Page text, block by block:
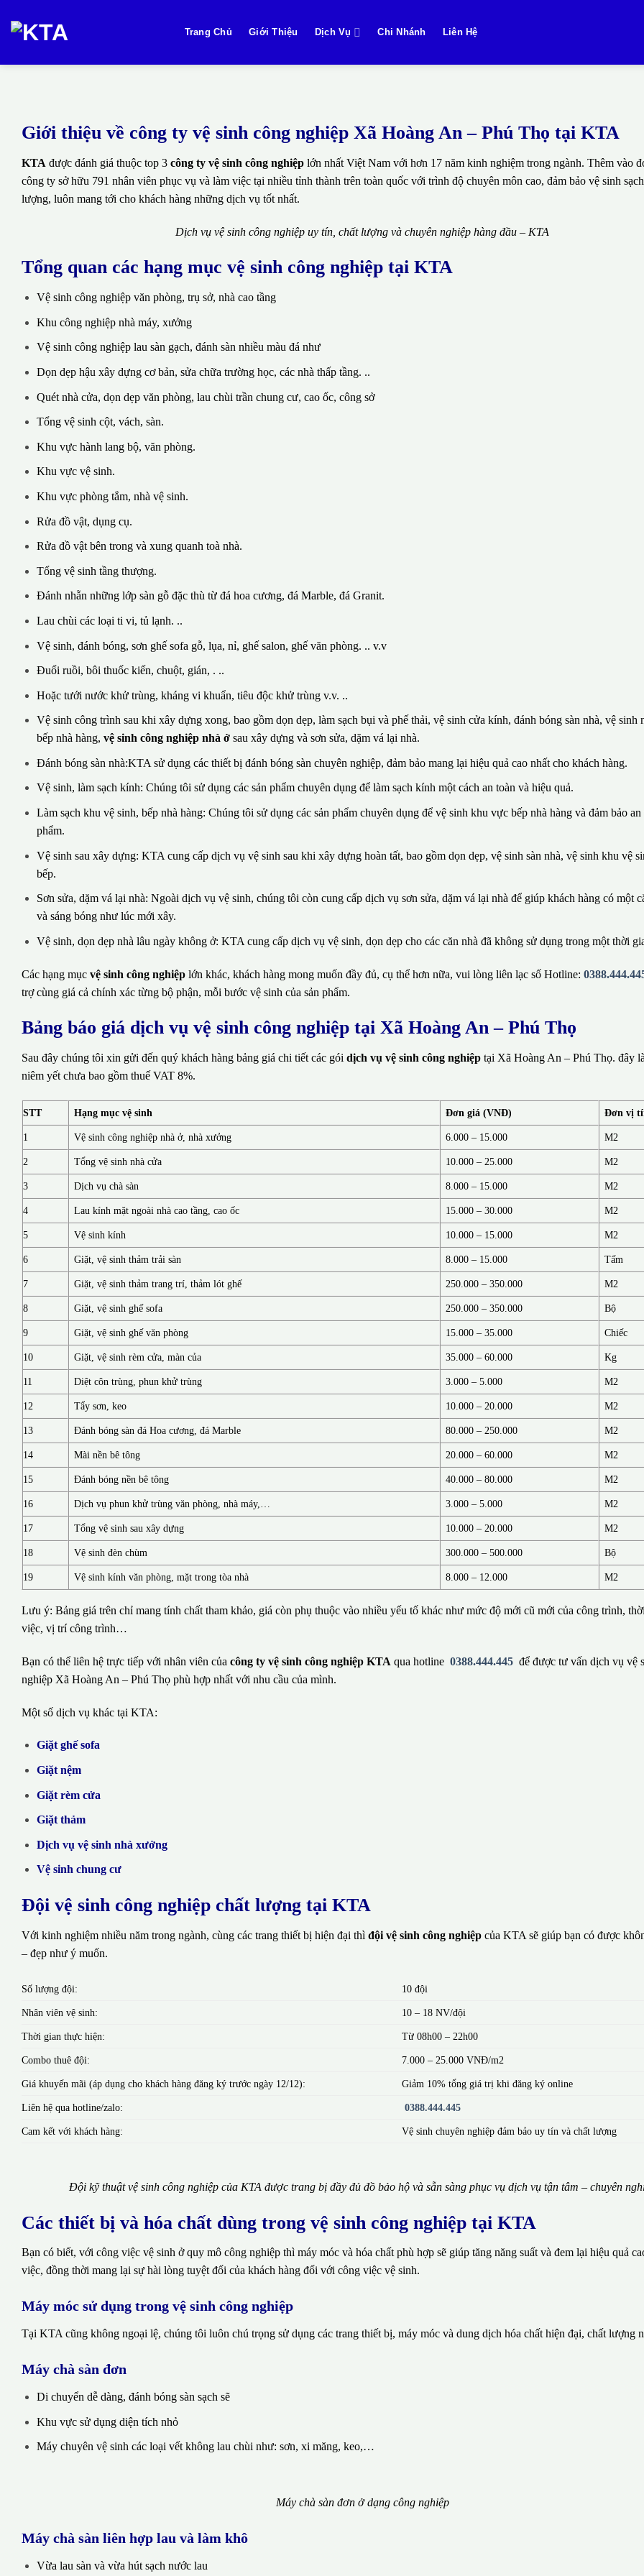
qua
dung
Trang Chủ Giới Thiệu Dịch Vụ Chi Nhánh Liên Hệ
Giới thiệu về công ty vệ sinh công nghiệp Xã Hoàng An – Phú Thọ tại KTA
KTA được đánh giá thuộc top 3 công ty vệ sinh công nghiệp lớn nhất Việt Nam với hơn 17 năm kinh nghiệm trong ngành. Thêm vào
công ty sở hữu 791 nhân viên phục vụ và làm việc tại nhiều tỉnh thành trên toàn quốc với trình độ chuyên môn cao, đảm bảo vệ sinh
lượng, luôn mang tới cho khách hàng những dịch vụ tốt nhất.
Dịch vụ vệ sinh công nghiệp uy tín, chất lượng và chuyên nghiệp hàng đầu – KTA
Tổng quan các hạng mục vệ sinh công nghiệp tại KTA
Vệ sinh công nghiệp văn phòng, trụ sở, nhà cao tầng
Khu công nghiệp nhà máy, xưởng
Vệ sinh công nghiệp lau sàn gạch, đánh sàn nhiều màu đá như
Dọn dẹp hậu xây dựng cơ bản, sửa chữa trường học, các nhà thấp tầng. ..
Quét nhà cửa, dọn dẹp văn phòng, lau chùi trần chung cư, cao ốc, công sở
Tổng vệ sinh cột, vách, sàn.
Khu vực hành lang bộ, văn phòng.
Khu vực vệ sinh.
Khu vực phòng tắm, nhà vệ sinh.
Rửa đồ vật, dụng cụ.
Rửa đồ vật bên trong và xung quanh toà nhà.
Tổng vệ sinh tầng thượng.
Đánh nhẵn những lớp sàn gỗ đặc thù từ đá hoa cương, đá Marble, đá Granit.
Lau chùi các loại ti vi, tủ lạnh. ..
Vệ sinh, đánh bóng, sơn ghế sofa gỗ, lụa, nỉ, ghế salon, ghế văn phòng. .. v.v
Đuổi ruồi, bôi thuốc kiến, chuột, gián, . ..
Hoặc tưới nước khử trùng, kháng vi khuẩn, tiêu độc khử trùng v.v. ..
Vệ sinh công trình sau khi xây dựng xong, bao gồm dọn dẹp, làm sạch bụi và phế thải, vệ sinh cửa kính, đánh bóng sàn nhà, vệ sinh
bếp nhà hàng, vệ sinh công nghiệp nhà ởsau xây dựng và sơn sửa, dặm vá lại nhà.
Đánh bóng sàn nhà:KTA sử dụng các thiết bị đánh bóng sàn chuyên nghiệp, đảm bảo mang lại hiệu quả cao nhất cho khách hàng.
Vệ sinh, làm sạch kính: Chúng tôi sử dụng các sản phẩm chuyên dụng để làm sạch kính một cách an toàn và hiệu quả.
Làm sạch khu vệ sinh, bếp nhà hàng: Chúng tôi sử dụng các sản phẩm chuyên dụng để vệ sinh khu vực bếp nhà hàng và đảm bảo
phẩm.
Vệ sinh sau xây dựng: KTA cung cấp dịch vụ vệ sinh sau khi xây dựng hoàn tất, bao gồm dọn dẹp, vệ sinh sàn nhà, vệ sinh khu vệ
bếp.
Sơn sửa, dặm vá lại nhà: Ngoài dịch vụ vệ sinh, chúng tôi còn cung cấp dịch vụ sơn sửa, dặm vá lại nhà để giúp khách hàng có một
và sáng bóng như lúc mới xây.
Vệ sinh, dọn dẹp nhà lâu ngày không ở: KTA cung cấp dịch vụ vệ sinh, dọn dẹp cho các căn nhà đã không sử dụng trong một thời
Các hạng mục vệ sinh công nghiệp lớn khác, khách hàng mong muốn đầy đủ, cụ thể hơn nữa, vui lòng liên lạc số Hotline:
trợ cùng giá cả chính xác từng bộ phận, mỗi bước vệ sinh của sản phẩm.
Bảng báo giá dịch vụ vệ sinh công nghiệp tại Xã Hoàng An – Phú Thọ
Sau đây chúng tôi xin gửi đến quý khách hàng bảng giá chi tiết các gói dịch vụ vệ sinh công nghiệp tại Xã Hoàng An – Phú Thọ. đây
niêm yết chưa bao gồm thuế VAT 8%.
STT Hạng mục vệ sinh Đơn giá (VNĐ) Đơn vị
1 Vệ sinh công nghiệp nhà ở, nhà xưởng 6.000 – 15.000 M2
2 Tổng vệ sinh nhà cửa 10.000 – 25.000 M2
3 Dịch vụ chà sàn 8.000 – 15.000 M2
4 Lau kính mặt ngoài nhà cao tầng, cao ốc 15.000 – 30.000 M2
5 Vệ sinh kính 10.000 – 15.000 M2
6 Giặt, vệ sinh thảm trải sàn 8.000 – 15.000 Tấm
7 Giặt, vệ sinh thảm trang trí, thảm lót ghế 250.000 – 350.000 M2
8 Giặt, vệ sinh ghế sofa 250.000 – 350.000 Bộ
9 Giặt, vệ sinh ghế văn phòng 15.000 – 35.000 Chiếc
10 Giặt, vệ sinh rèm cửa, màn của 35.000 – 60.000 Kg
11 Diệt côn trùng, phun khử trùng 3.000 – 5.000 M2
12 Tẩy sơn, keo 10.000 – 20.000 M2
13 Đánh bóng sàn đá Hoa cương, đá Marble 80.000 – 250.000 M2
14 Mài nền bê tông 20.000 – 60.000 M2
15 Đánh bóng nền bê tông 40.000 – 80.000 M2
16 Dịch vụ phun khử trùng văn phòng, nhà máy,… 3.000 – 5.000 M2
17 Tổng vệ sinh sau xây dựng 10.000 – 20.000 M2
18 Vệ sinh đèn chùm 300.000 – 500.000 Bộ
19 Vệ sinh kính văn phòng, mặt trong tòa nhà 8.000 – 12.000 M2
Lưu ý: Bảng giá trên chỉ mang tính chất tham khảo, giá còn phụ thuộc vào nhiều yếu tố khác như mức độ mới cũ mới của công trình,
việc, vị trí công trình…
Bạn có thể liên hệ trực tiếp với nhân viên của công ty vệ sinh công nghiệp KTA qua hotline 0388.444.445 để được tư vấn dịch vụ vệ
nghiệp Xã Hoàng An – Phú Thọ phù hợp nhất với nhu cầu của mình.
Một số dịch vụ khác tại KTA:
Giặt ghế sofa
Giặt nệm
Giặt rèm cửa
Giặt thảm
Dịch vụ vệ sinh nhà xưởng
Vệ sinh chung cư
Đội vệ sinh công nghiệp chất lượng tại KTA
Với kinh nghiệm nhiều năm trong ngành, cùng các trang thiết bị hiện đại thì đội vệ sinh công nghiệp của KTA sẽ giúp bạn có được
– đẹp như ý muốn.
Số lượng đội: 10 đội
Nhân viên vệ sinh: 10 – 18 NV/đội
Thời gian thực hiện: Từ 08h00 – 22h00
Combo thuê đội: 7.000 – 25.000 VNĐ/m2
Giá khuyến mãi (áp dụng cho khách hàng đăng ký trước ngày 12/12): Giảm 10% tổng giá trị khi đăng ký online
Liên hệ qua hotline/zalo: 0388.444.445
Cam kết với khách hàng: Vệ sinh chuyên nghiệp đảm bảo uy tín và chất lượng
Đội kỹ thuật vệ sinh công nghiệp của KTA được trang bị đầy đủ đồ bảo hộ và sẵn sàng phục vụ dịch vụ tận tâm – chuyên
Các thiết bị và hóa chất dùng trong vệ sinh công nghiệp tại KTA
Bạn có biết, với công việc vệ sinh ở quy mô công nghiệp thì máy móc và hóa chất phù hợp sẽ giúp tăng năng suất và đem lại hiệu quả
việc, đồng thời mang lại sự hài lòng tuyệt đối của khách hàng đối với công việc vệ sinh.
Máy móc sử dụng trong vệ sinh công nghiệp
Tại KTA cũng không ngoại lệ, chúng tôi luôn chú trọng sử dụng các trang thiết bị, máy móc và dung dịch hóa chất hiện đại, chất lượng
Máy chà sàn đơn
Di chuyển dễ dàng, đánh bóng sàn sạch sẽ
Khu vực sử dụng diện tích nhỏ
Máy chuyên vệ sinh các loại vết không lau chùi như: sơn, xi măng, keo,…
Máy chà sàn đơn ở dạng công nghiệp
Máy chà sàn liên hợp lau và làm khô
Vừa lau sàn và vừa hút sạch nước lau